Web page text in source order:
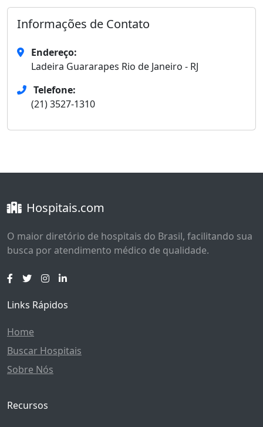
Informações de Contato
Endereço:
Ladeira Guararapes Rio de Janeiro - RJ
Telefone:
(21) 3527-1310
Hospitais.com
O maior diretório de hospitais do Brasil, facilitando sua
busca por atendimento médico de qualidade.
Links Rápidos
Home
Buscar Hospitais
Sobre Nós
Recursos